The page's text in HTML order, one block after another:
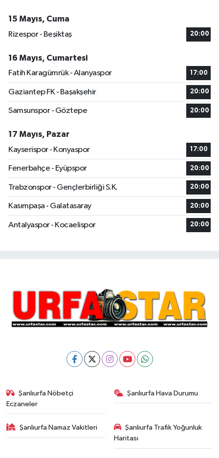
15 Mayıs, Cuma
Rizespor - Beşiktaş
20:00
16 Mayıs, Cumartesi
Fatih Karagümrük - Alanyaspor
17:00
Gaziantep FK - Başakşehir 20:00
Samsunspor - Göztepe 20:00
17 Mayıs, Pazar
Kayserispor - Konyaspor
17:00
Fenerbahçe - Eyüpspor 20:00
Trabzonspor - Gençlerbirliği S.K. 20:00
Kasımpaşa - Galatasaray 20:00
Antalyaspor - Kocaelispor 20:00
Şanlıurfa Nöbetçi
Eczaneler
Şanlıurfa Hava Durumu
Şanlıurfa Namaz Vakitleri
Şanlıurfa Trafik Yoğunluk
Haritası